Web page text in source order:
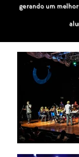
gerando um